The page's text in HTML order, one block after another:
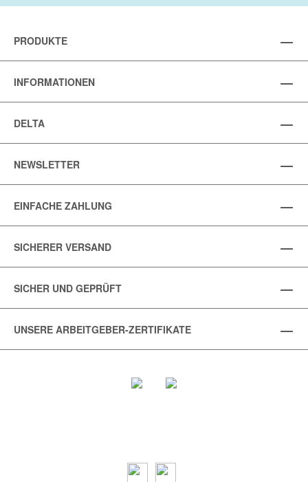
PRODUKTE
INFORMATIONEN
DELTA
NEWSLETTER
EINFACHE ZAHLUNG
SICHERER VERSAND
SICHER UND GEPRÜFT
UNSERE ARBEITGEBER-ZERTIFIKATE